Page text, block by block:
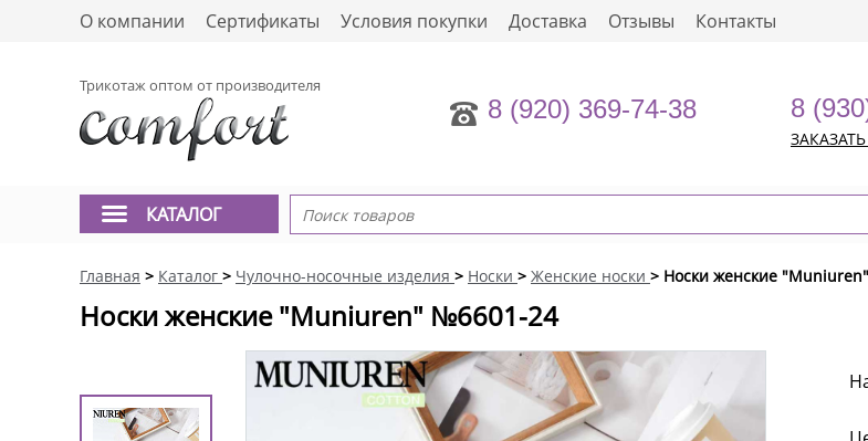
О компании Сертификаты Условия покупки Доставка Отзывы Контакты
Трикотаж оптом от производителя
8 (920) 369-74-38 8
КАТАЛОГ
Главная > Каталог > Чулочно-носочные изделия > Носки > Женские носки > Носки женские
Носки женские "Muniuren" №6601-24